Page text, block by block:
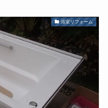
浴室リフォーム